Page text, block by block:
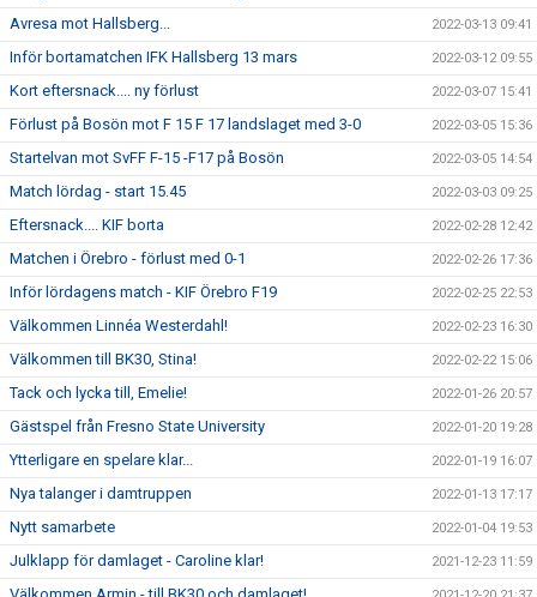
Avresa mot Hallsberg... 2022-03-13 09:41
Inför bortamatchen IFK Hallsberg 13 mars 2022-03-12 09:55
Kort eftersnack.... ny förlust 2022-03-07 15:41
Förlust på Bosön mot F 15 F 17 landslaget med 3-0 2022-03-05 15:36
Startelvan mot SvFF F-15 -F17 på Bosön 2022-03-05 14:54
Match lördag - start 15.45 2022-03-03 09:25
Eftersnack.... KIF borta 2022-02-28 12:42
Matchen i Örebro - förlust med 0-1 2022-02-26 17:36
Inför lördagens match - KIF Örebro F19 2022-02-25 22:53
Välkommen Linnéa Westerdahl! 2022-02-23 16:30
Välkommen till BK30, Stina! 2022-02-22 15:06
Tack och lycka till, Emelie! 2022-01-26 20:57
Gästspel från Fresno State University 2022-01-20 19:28
Ytterligare en spelare klar... 2022-01-19 16:07
Nya talanger i damtruppen 2022-01-13 17:17
Nytt samarbete 2022-01-04 19:53
Julklapp för damlaget - Caroline klar! 2021-12-23 11:59